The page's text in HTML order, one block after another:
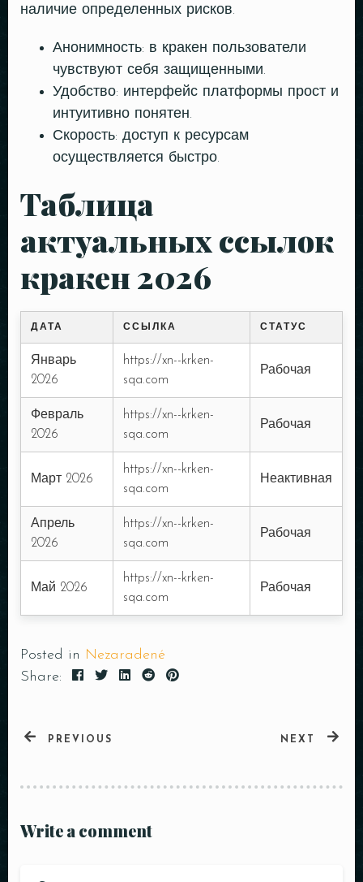
наличие определенных рисков.
Анонимность: в кракен пользователи
чувствуют себя защищенными.
Удобство: интерфейс платформы прост и
интуитивно понятен.
Скорость: доступ к ресурсам
осуществляется быстро.
Таблица
актуальных ссылок
кракен 2026
ДАТА ССЫЛКА СТАТУС
Январь
2026
https://xn--krken-
sqa.com
Рабочая
Февраль
2026
https://xn--krken-
sqa.com
Рабочая
Март 2026
https://xn--krken-
sqa.com
Неактивная
Апрель
2026
https://xn--krken-
sqa.com
Рабочая
Май 2026
https://xn--krken-
sqa.com
Рабочая
Posted in Nezaradené
Share:
PREVIOUS NEXT
Write a comment
Time
RESERVE A TABLE